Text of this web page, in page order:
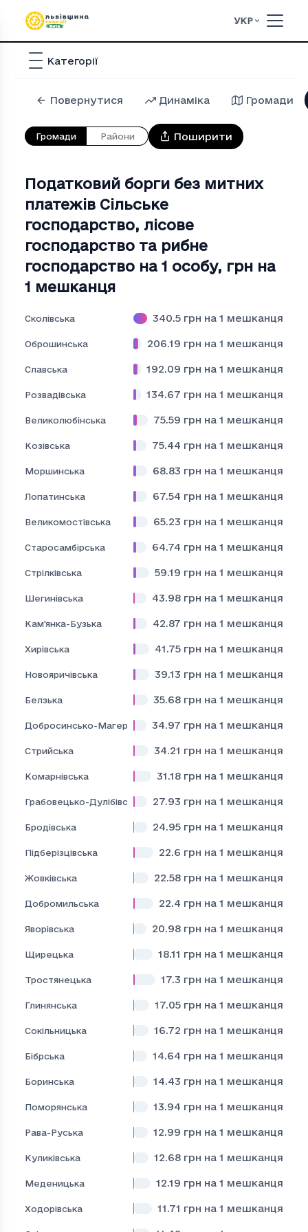
УКР
Категорії
Повернутися Динаміка Громади
Громади Райони Поширити
Податковий борги без митних
платежів Сiльське
господарство, лiсове
господарство та рибне
господарство на 1 особу, грн на
1 мешканця
Сколівська 340.5 грн на 1 мешканця
Оброшинська 206.19 грн на 1 мешканця
Славська 192.09 грн на 1 мешканця
Розвадівська 134.67 грн на 1 мешканця
Великолюбінська 75.59 грн на 1 мешканця
Козівська 75.44 грн на 1 мешканця
Моршинська 68.83 грн на 1 мешканця
Лопатинська 67.54 грн на 1 мешканця
Великомостівська 65.23 грн на 1 мешканця
Старосамбірська 64.74 грн на 1 мешканця
Стрілківська 59.19 грн на 1 мешканця
Шегинівська 43.98 грн на 1 мешканця
Кам'янка-Бузька 42.87 грн на 1 мешканця
Хирівська 41.75 грн на 1 мешканця
Новояричівська 39.13 грн на 1 мешканця
Белзька 35.68 грн на 1 мешканця
Добросинсько-Магерівська34.97 грн на 1 мешканця
Стрийська 34.21 грн на 1 мешканця
Комарнівська 31.18 грн на 1 мешканця
Грабовецько-Дулібівська 27.93 грн на 1 мешканця
Бродівська 24.95 грн на 1 мешканця
Підберізцівська 22.6 грн на 1 мешканця
Жовківська 22.58 грн на 1 мешканця
Добромильська 22.4 грн на 1 мешканця
Яворівська 20.98 грн на 1 мешканця
Щирецька 18.11 грн на 1 мешканця
Тростянецька 17.3 грн на 1 мешканця
Глинянська 17.05 грн на 1 мешканця
Сокільницька 16.72 грн на 1 мешканця
Бібрська 14.64 грн на 1 мешканця
Боринська 14.43 грн на 1 мешканця
Поморянська 13.94 грн на 1 мешканця
Рава-Руська 12.99 грн на 1 мешканця
Куликівська 12.68 грн на 1 мешканця
Меденицька 12.19 грн на 1 мешканця
Ходорівська 11.71 грн на 1 мешканця